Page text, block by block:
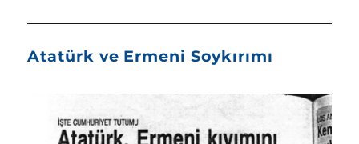
Atatürk ve Ermeni Soykırımı